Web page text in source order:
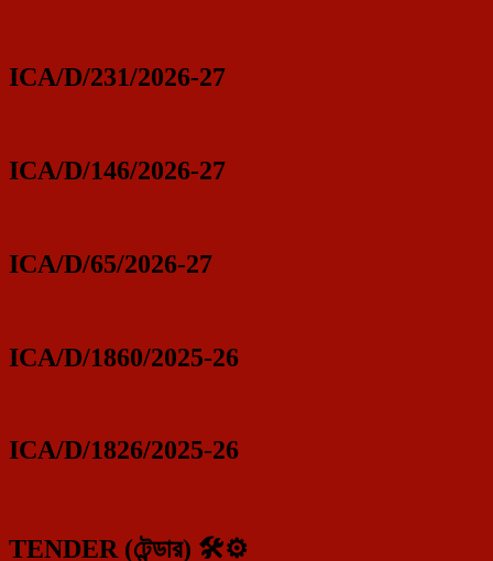
ICA/D/231/2026-27
ICA/D/146/2026-27
ICA/D/65/2026-27
ICA/D/1860/2025-26
ICA/D/1826/2025-26
TENDER (টেন্ডার) 🛠️⚙️